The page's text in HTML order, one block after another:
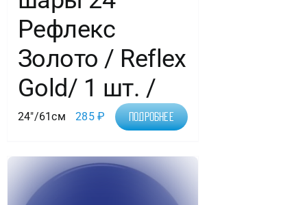
Рефлекс
Золото / Reflex
Gold/ 1 шт. /
24"/61см 285₽ Подробнее